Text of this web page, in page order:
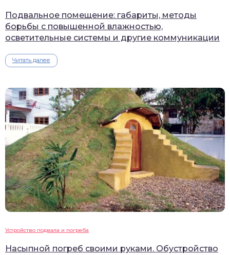
Подвальное помещение: габариты, методы
борьбы с повышенной влажностью,
осветительные системы и другие коммуникации
Читать далее
Устройство подвала и погреба
Насыпной погреб своими руками. Обустройство